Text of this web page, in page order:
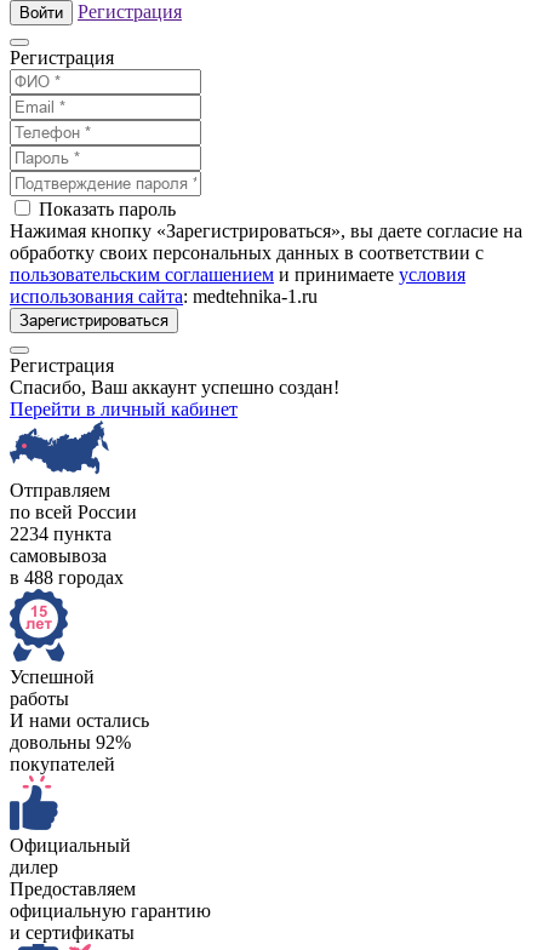
Войти Регистрация
Регистрация
Показать пароль
Нажимая кнопку «Зарегистрироваться», вы даете согласие на
обработку своих персональных данных в соответствии с
пользовательским соглашением и принимаете условия
использования сайта: medtehnika-1.ru
Зарегистрироваться
Регистрация
Спасибо, Ваш аккаунт успешно создан!
Перейти в личный кабинет
Отправляем
по всей России
2234 пункта
самовывоза
в 488 городах
Успешной
работы
И нами остались
довольны 92%
покупателей
Официальный
дилер
Предоставляем
официальную гарантию
и сертификаты